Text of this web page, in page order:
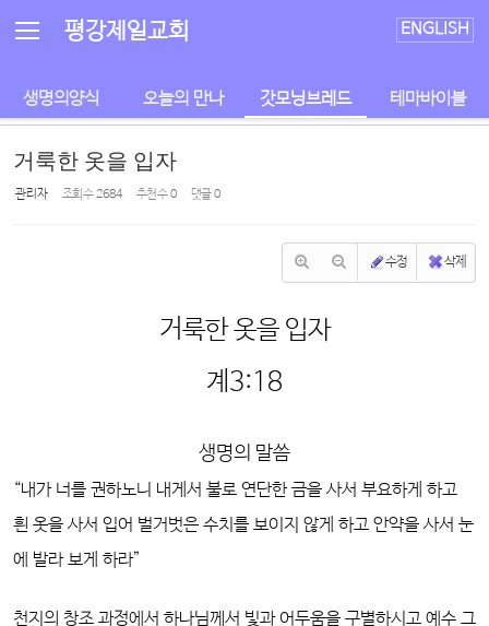
평강제일교회 ENGLISH
생명의양식 오늘의 만나 갓모닝브레드 테마바이블
거룩한 옷을 입자
관리자 조회 수2684 추천 수0 댓글0
수정 삭제
거룩한 옷을 입자
계3:18
생명의 말씀
“내가 너를 권하노니 내게서 불로 연단한 금을 사서 부요하게 하고
흰 옷을 사서 입어 벌거벗은 수치를 보이지 않게 하고 안약을 사서 눈
에 발라 보게 하라”
천지의 창조 과정에서 하나님께서 빛과 어두움을 구별하시고 예수 그